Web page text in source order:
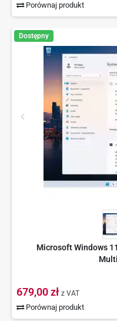
Porównaj produkt
Dostępny
Microsoft Windows
679,00 zł z VAT
Porównaj produkt